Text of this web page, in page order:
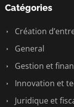
Catégories
Création
General
Gestion et
Innovation et
Juridique et